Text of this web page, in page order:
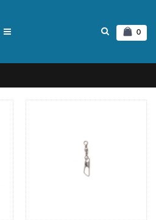
0
#2
Allround-Karabinerwirbel aus Messing
Produktdetails Marke: Zebco M..